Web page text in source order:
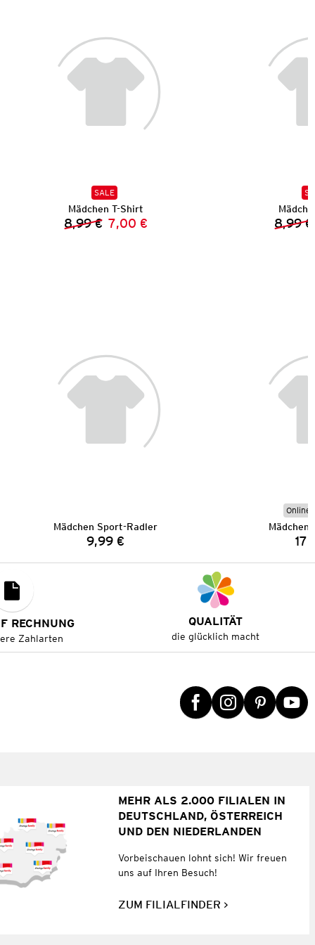
SALE
Mädchen T-Shirt
Vorheriger Preis:
8,99 € Neuer Preis:
7,00 € 8,99 €
Mädchen Sport-Radler
Preis:
9,99 €
Online
Mädchen
RECHNUNG
Zahlarten
QUALITÄT
die glücklich macht
MEHR ALS 2.000 FILIALEN IN
DEUTSCHLAND, ÖSTERREICH
UND DEN NIEDERLANDEN
Vorbeischauen lohnt sich! Wir freuen
uns auf Ihren Besuch!
ZUM FILIALFINDER